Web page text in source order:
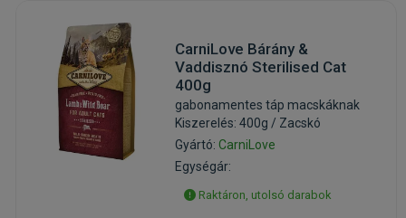
CarniLove Bárány &
Vaddisznó Sterilised Cat
400g
gabonamentes táp macskáknak
Kiszerelés: 400g / Zacskó
Gyártó: CarniLove
Egységár:
Raktáron, utolsó darabok